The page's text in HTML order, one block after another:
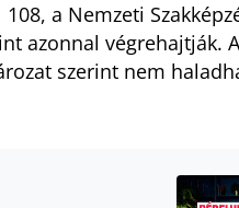
a Nemzeti
azonnal végrehajtják.
szerint nem